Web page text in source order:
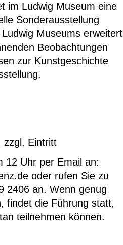
im Ludwig Museum eine
Sonderausstellung
Museums erweitert
Beobachtungen
zur Kunstgeschichte
zzgl. Eintritt
12 Uhr per Email an:
oder rufen Sie zu
2406 an. Wenn genug
findet die Führung statt,
teilnehmen können.